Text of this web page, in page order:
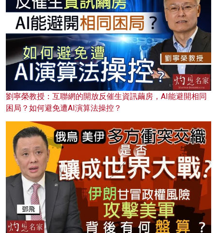
劉寧榮教授：互聯網的開放反催生資訊繭房，AI能避開相同
困局？如何避免遭AI演算法操控？